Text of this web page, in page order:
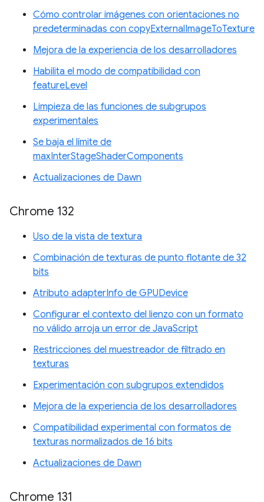
Cómo controlar imágenes con orientaciones no
predeterminadas con copyExternalImageToTexture
Mejora de la experiencia de los desarrolladores
Habilita el modo de compatibilidad con
featureLevel
Limpieza de las funciones de subgrupos
experimentales
Se baja el límite de
maxInterStageShaderComponents
Actualizaciones de Dawn
Chrome 132
Uso de la vista de textura
Combinación de texturas de punto flotante de 32
bits
Atributo adapterInfo de GPUDevice
Configurar el contexto del lienzo con un formato
no válido arroja un error de JavaScript
Restricciones del muestreador de filtrado en
texturas
Experimentación con subgrupos extendidos
Mejora de la experiencia de los desarrolladores
Compatibilidad experimental con formatos de
texturas normalizados de 16 bits
Actualizaciones de Dawn
Chrome 131